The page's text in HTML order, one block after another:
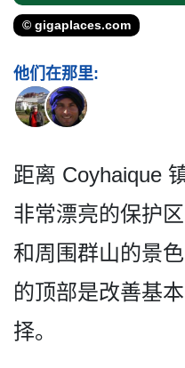
© gigaplaces.com
他们在那里:
距离 Coyhaique
非常漂­亮的保护
和周围群山的景
的顶部是改善基
择。